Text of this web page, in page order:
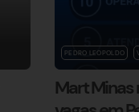
PEDRO LEOPOLDO
Mart Minas